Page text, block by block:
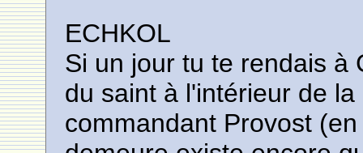
ECHKOL
Si un jour tu te rendais à
du saint à l'intérieur de
commandant Provost